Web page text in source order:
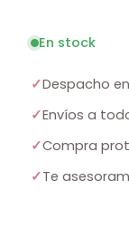
En stock
✓Despacho
✓Envíos a
✓Compra
✓Te